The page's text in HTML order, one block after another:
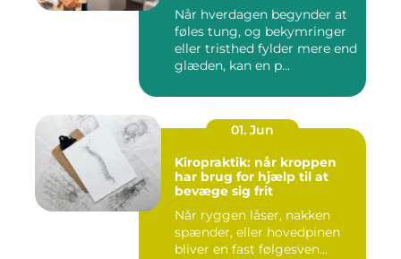
Når hverdagen begynder at
føles tung, og bekymringer
eller tristhed fylder mere end
glæden, kan en p...
01. Jun
Kiropraktik: når kroppen
har brug for hjælp til at
bevæge sig frit
Når ryggen låser, nakken
spænder, eller hovedpinen
bliver en fast følgesven...